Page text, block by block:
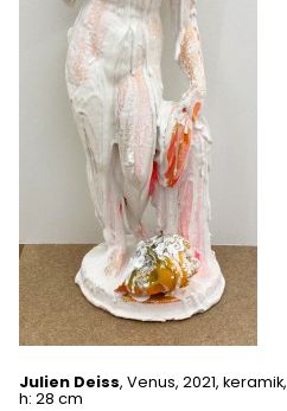
Julien Deiss, Venus, 2021, keramik,
h: 28 cm